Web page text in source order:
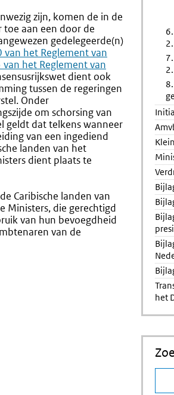
zijn, komen de in de
toe aan een door de
gedelegeerde(n)
van het Reglement van
van het Reglement van
dient ook
tussen de regeringen
Onder
om schorsing van
geldt dat telkens wanneer
van een ingediend
landen van het
dient plaats te
Caribische landen van
Ministers, die gerechtigd
van hun bevoegdheid
van de
het